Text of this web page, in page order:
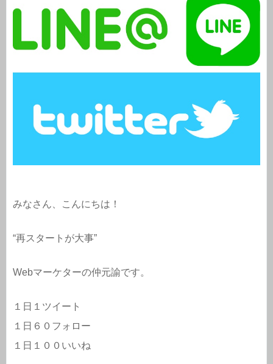
みなさん、こんにちは！
“再スタートが大事”
Webマーケターの仲元諭です。
１日１ツイート
１日６０フォロー
１日１００いいね